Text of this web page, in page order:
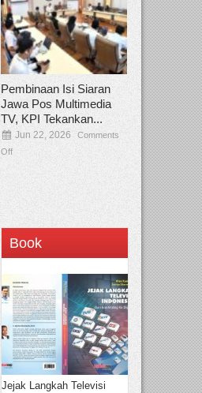
Pembinaan Isi Siaran
Jawa Pos Multimedia
TV, KPI Tekankan...
Jun 22, 2026
Comments
Off
Book
Jejak Langkah Televisi